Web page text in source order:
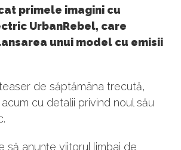
primele imagini cu
UrbanRebel, care
unui model cu emisii
de săptămâna trecută,
cu detalii privind noul său
să anunțe viitorul limbaj de